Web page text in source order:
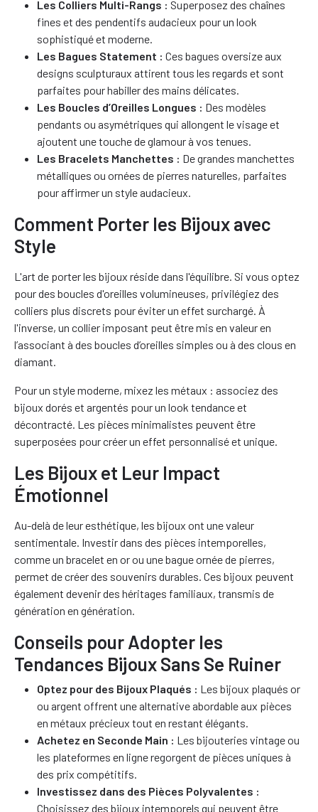
Les Colliers Multi-Rangs : Superposez des chaînes
fines et des pendentifs audacieux pour un look
sophistiqué et moderne.
Les Bagues Statement : Ces bagues oversize aux
designs sculpturaux attirent tous les regards et sont
parfaites pour habiller des mains délicates.
Les Boucles d’Oreilles Longues : Des modèles
pendants ou asymétriques qui allongent le visage et
ajoutent une touche de glamour à vos tenues.
Les Bracelets Manchettes : De grandes manchettes
métalliques ou ornées de pierres naturelles, parfaites
pour affirmer un style audacieux.
Comment Porter les Bijoux avec
Style
L'art de porter les bijoux réside dans l'équilibre. Si vous optez
pour des boucles d'oreilles volumineuses, privilégiez des
colliers plus discrets pour éviter un effet surchargé. À
l'inverse, un collier imposant peut être mis en valeur en
l’associant à des boucles d’oreilles simples ou à des clous en
diamant.
Pour un style moderne, mixez les métaux : associez des
bijoux dorés et argentés pour un look tendance et
décontracté. Les pièces minimalistes peuvent être
superposées pour créer un effet personnalisé et unique.
Les Bijoux et Leur Impact
Émotionnel
Au-delà de leur esthétique, les bijoux ont une valeur
sentimentale. Investir dans des pièces intemporelles,
comme un bracelet en or ou une bague ornée de pierres,
permet de créer des souvenirs durables. Ces bijoux peuvent
également devenir des héritages familiaux, transmis de
génération en génération.
Conseils pour Adopter les
Tendances Bijoux Sans Se Ruiner
Optez pour des Bijoux Plaqués : Les bijoux plaqués or
ou argent offrent une alternative abordable aux pièces
en métaux précieux tout en restant élégants.
Achetez en Seconde Main : Les bijouteries vintage ou
les plateformes en ligne regorgent de pièces uniques à
des prix compétitifs.
Investissez dans des Pièces Polyvalentes :
Choisissez des bijoux intemporels qui peuvent être